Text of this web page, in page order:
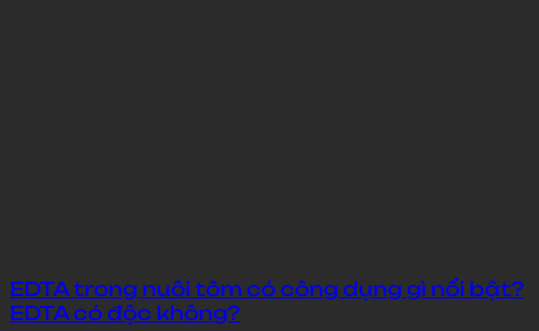
EDTA trong nuôi tôm có công dụng gì nổi bật?
EDTA có độc không?